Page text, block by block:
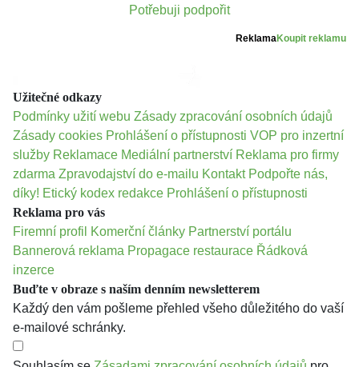
Potřebuji podpořit
ReklamaKoupit reklamu
Užitečné odkazy
Podmínky užití webu Zásady zpracování osobních údajů
Zásady cookies Prohlášení o přístupnosti VOP pro inzertní
služby Reklamace Mediální partnerství Reklama pro firmy
zdarma Zpravodajství do e-mailu Kontakt Podpořte nás,
díky! Etický kodex redakce Prohlášení o přístupnosti
Reklama pro vás
Firemní profil
Komerční články Partnerství portálu
Bannerová reklama Propagace restaurace Řádková
inzerce
Buďte v obraze s naším denním newsletterem
Každý den vám pošleme přehled všeho důležitého do vaší
e-mailové schránky.